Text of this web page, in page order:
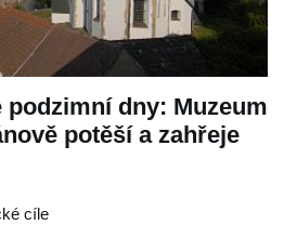
dny: Muzeum
potěší a zahřeje
cíle